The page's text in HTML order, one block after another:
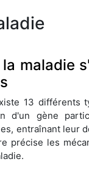
maladie
13 différents
d'un gène
entraînant leur
précise les